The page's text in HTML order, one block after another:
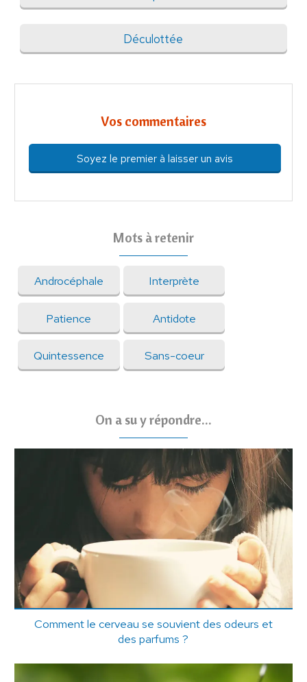
Déculottée
Vos commentaires
Soyez le premier à laisser un avis
Mots à retenir
Androcéphale Interprète
Patience Antidote
Quintessence Sans-coeur
On a su y répondre...
Comment le cerveau se souvient des odeurs et
des parfums ?